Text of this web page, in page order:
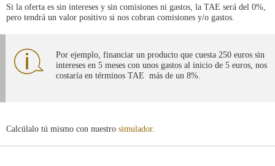
Si la oferta es sin intereses y sin comisiones ni gastos, la TAE será del 0%,
pero tendrá un valor positivo si nos cobran comisiones y/o gastos.
Por ejemplo, financiar un producto que cuesta 250 euros sin
intereses en 5 meses con unos gastos al inicio de 5 euros, nos
costaría en términos TAE más de un 8%.
Calcúlalo tú mismo con nuestro simulador.